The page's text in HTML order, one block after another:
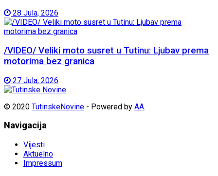
28 Jula, 2026
/VIDEO/ Veliki moto susret u Tutinu: Ljubav prema
motorima bez granica
27 Jula, 2026
© 2020 TutinskeNovine - Powered by AA.
Navigacija
Vijesti
Aktuelno
Impressum